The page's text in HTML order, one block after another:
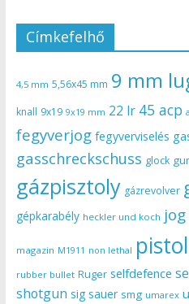
Címkefelhő
4,5 mm 5,56x45 mm 9 mm
knall 9x19 9x19 mm 22 lr 45 acp
fegyverjog fegyverviselés
gasschreckschuss glock
gázpisztoly gázrevolver
gépkarabély heckler und koch
magazin M1911 non lethal pistol
rubber bullet Ruger selfdefence
shotgun sig sauer smg umarex